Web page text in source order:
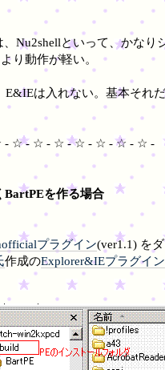
、Nu2shellといって、かなり
り動作が軽い。
は入れない。基本それだ
- ☆ - ☆ - ☆ - ☆ - ☆ - ☆ - ☆ -
BartPEを作る場合
プラグイン(ver1.1) を
作成のExplorer&IEプラグイン